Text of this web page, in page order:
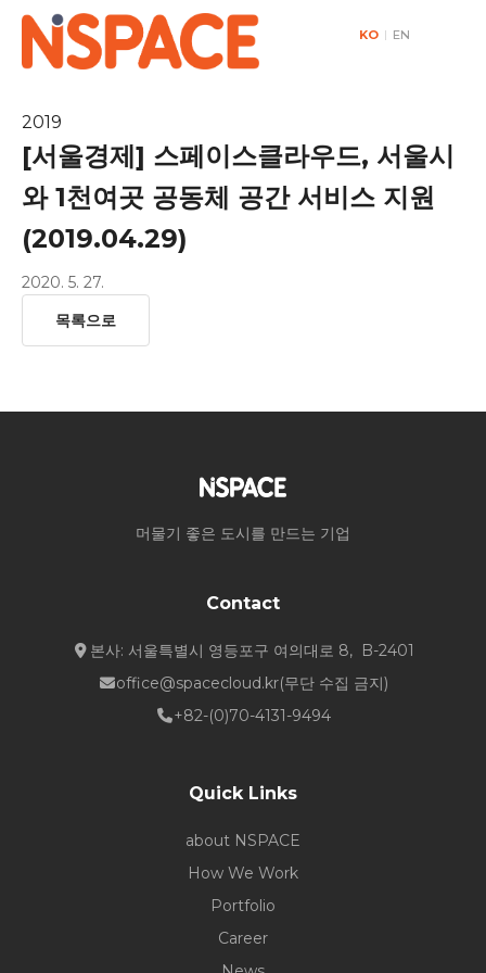
KO | EN
2019
[서울경제] 스페이스클라우드, 서울시
와 1천여곳 공동체 공간 서비스 지원
(2019.04.29)
2020. 5. 27.
목록으로
머물기 좋은 도시를 만드는 기업
Contact
본사: 서울특별시 영등포구 여의대로 8, B-2401
office@spacecloud.kr(무단 수집 금지)
+82-(0)70-4131-9494
Quick Links
about NSPACE
How We Work
Portfolio
Career